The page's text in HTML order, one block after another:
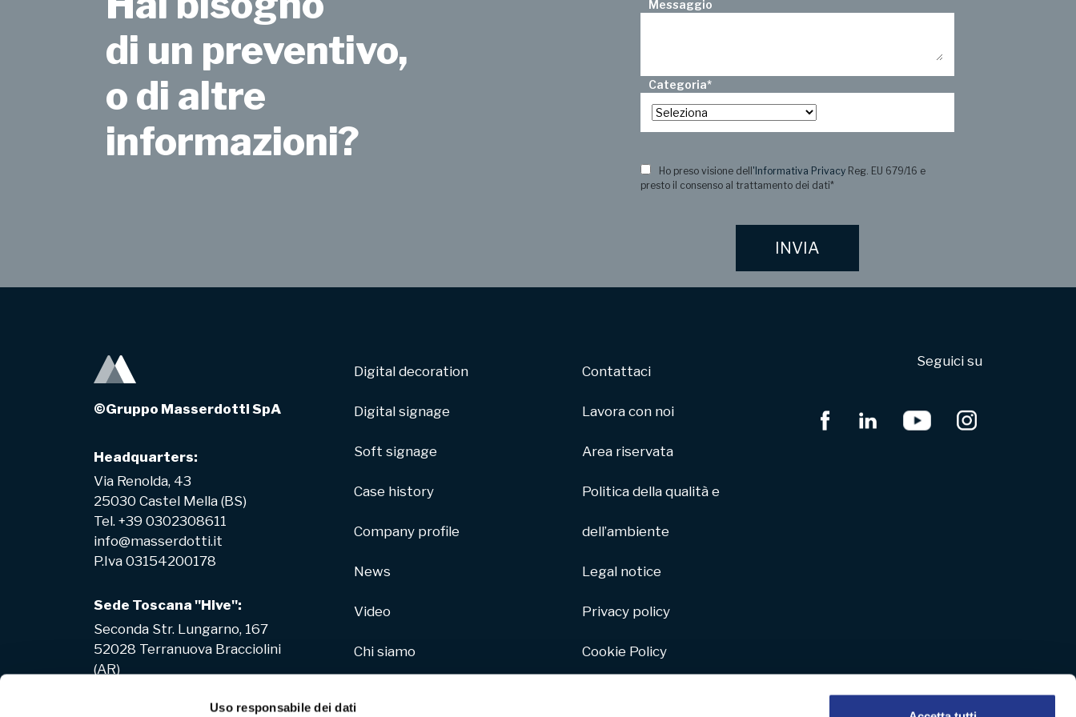
Uso responsabile dei dati
di un preventivo,
o di altre
informazioni?
Messaggio
Categoria*
Ho preso visione dell 'Informativa PrivacyReg. EU 679/16 e
presto il consenso al trattamento dei dati*
©Gruppo Masserdotti SpA
Headquarters:
Via Renolda, 43
25030 Castel Mella (BS)
Tel. +39 0302308611
info@masserdotti.it
P.Iva 03154200178
Sede Toscana "Hive":
Seconda Str. Lungarno, 167
52028 Terranuova Bracciolini
(AR)
Digital decoration
Digital signage
Soft signage
Case history
Company profile
News
Video
Chi siamo
Contattaci
Lavora con noi
Area riservata
Politica della qualità e
dell’ambiente
Legal notice
Privacy policy
Cookie Policy
Seguici su